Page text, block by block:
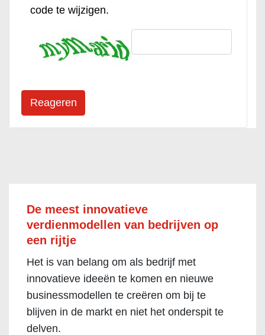
code te wijzigen.
De meest innovatieve
verdienmodellen van bedrijven op
een rijtje
Het is van belang om als bedrijf met
innovatieve ideeën te komen en nieuwe
businessmodellen te creëren om bij te
blijven in de markt en niet het onderspit te
delven.